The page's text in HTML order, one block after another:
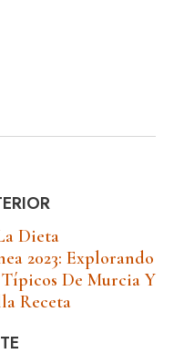
Dieta
2023: Explorando
De Murcia Y
Receta